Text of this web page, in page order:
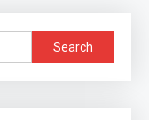
Search
for: